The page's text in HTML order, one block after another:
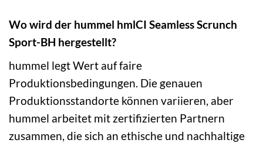
Wo wird der hummel hmlCI Seamless Scrunch
Sport-BH hergestellt?
hummel legt Wert auf faire
Produktionsbedingungen. Die genauen
Produktionsstandorte können variieren, aber
hummel arbeitet mit zertifizierten Partnern
zusammen, die sich an ethische und nachhaltige